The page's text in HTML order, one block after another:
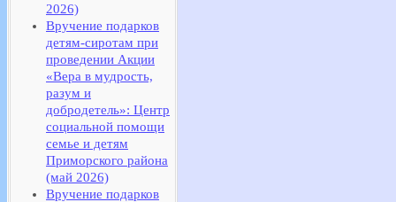
2026)
Вручение подарков
детям-сиротам при
проведении Акции
«Вера в мудрость,
разум и
добродетель»: Центр
социальной помощи
семье и детям
Приморского района
(май 2026)
Вручение подарков